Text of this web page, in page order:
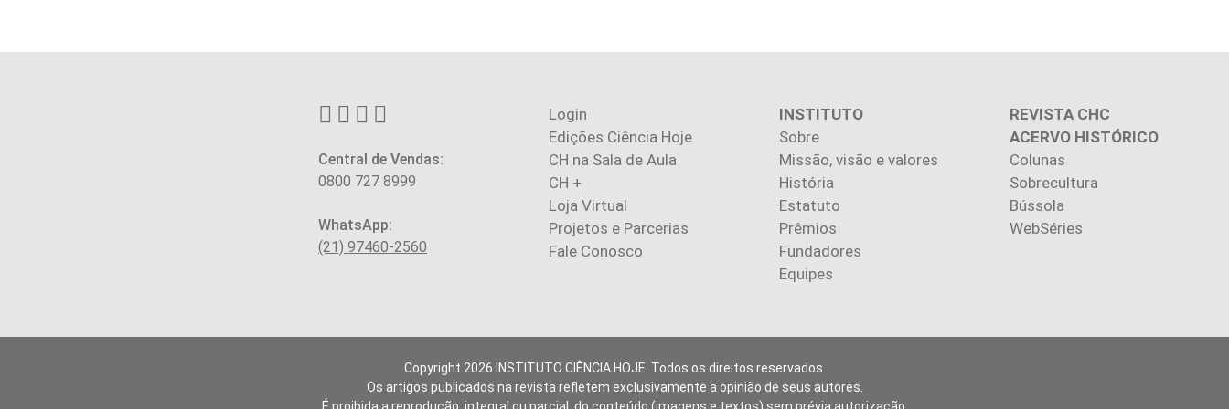
Central de Vendas:
0800 727 8999
WhatsApp:
(21) 97460-2560
Login
Edições Ciência Hoje
CH na Sala de Aula
CH +
Loja Virtual
Projetos e Parcerias
Fale Conosco
INSTITUTO
Sobre
Missão, visão e valores
História
Estatuto
Prêmios
Fundadores
Equipes
REVISTA CHC
ACERVO HISTÓRICO
Colunas
Sobrecultura
Bússola
WebSéries
Copyright 2026 INSTITUTO CIÊNCIA HOJE. Todos os direitos reservados.
Os artigos publicados na revista refletem exclusivamente a opinião de seus autores.